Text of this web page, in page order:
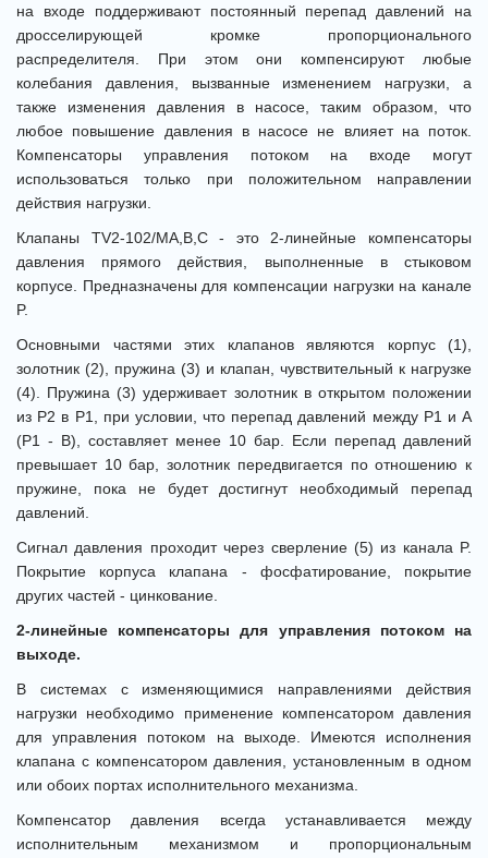
на входе поддерживают постоянный перепад давлений на
дросселирующей кромке пропорционального
распределителя. При этом они компенсируют любые
колебания давления, вызванные изменением нагрузки, а
также изменения давления в насосе, таким образом, что
любое повышение давления в насосе не влияет на поток.
Компенсаторы управления потоком на входе могут
использоваться только при положительном направлении
действия нагрузки.
Клапаны TV2-102/MA,B,C - это 2-линейные компенсаторы
давления прямого действия, выполненные в стыковом
корпусе. Предназначены для компенсации нагрузки на канале
P.
Основными частями этих клапанов являются корпус (1),
золотник (2), пружина (3) и клапан, чувствительный к нагрузке
(4). Пружина (3) удерживает золотник в открытом положении
из P2 в P1, при условии, что перепад давлений между P1 и A
(P1 - B), составляет менее 10 бар. Если перепад давлений
превышает 10 бар, золотник передвигается по отношению к
пружине, пока не будет достигнут необходимый перепад
давлений.
Сигнал давления проходит через сверление (5) из канала P.
Покрытие корпуса клапана - фосфатирование, покрытие
других частей - цинкование.
2-линейные компенсаторы для управления потоком на
выходе.
В системах с изменяющимися направлениями действия
нагрузки необходимо применение компенсатором давления
для управления потоком на выходе. Имеются исполнения
клапана с компенсатором давления, установленным в одном
или обоих портах исполнительного механизма.
Компенсатор давления всегда устанавливается между
исполнительным механизмом и пропорциональным